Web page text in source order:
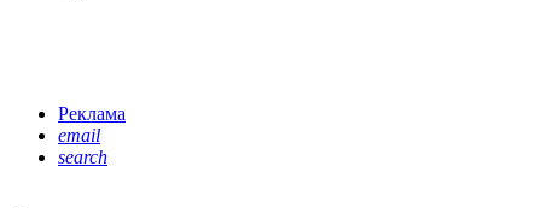
Реклама
email
search